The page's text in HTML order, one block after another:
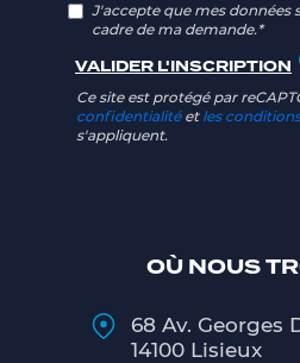
OÙ NOUS
68 Av. Georges
14100 Lisieux
J'accepte que mes données
cadre de ma demande.*
Ce site est protégé par
confidentialitéet les
s'appliquent.